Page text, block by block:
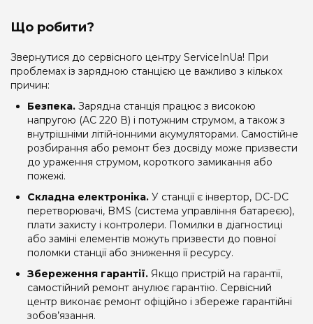
Що робити?
Звернутися до сервісного центру ServiceInUa! При
проблемах із зарядною станцією це важливо з кількох
причин:
Безпека. Зарядна станція працює з високою
напругою (AC 220 В) і потужним струмом, а також з
внутрішніми літій-іонними акумуляторами. Самостійне
розбирання або ремонт без досвіду може призвести
до ураження струмом, короткого замикання або
пожежі.
Складна електроніка. У станції є інвертор, DC-DC
перетворювачі, BMS (система управління батареєю),
плати захисту і контролери. Помилки в діагностиці
або заміні елементів можуть призвести до повної
поломки станції або зниження її ресурсу.
Збереження гарантії. Якщо пристрій на гарантії,
самостійний ремонт анулює гарантію. Сервісний
центр виконає ремонт офіційно і збереже гарантійні
зобов’язання.